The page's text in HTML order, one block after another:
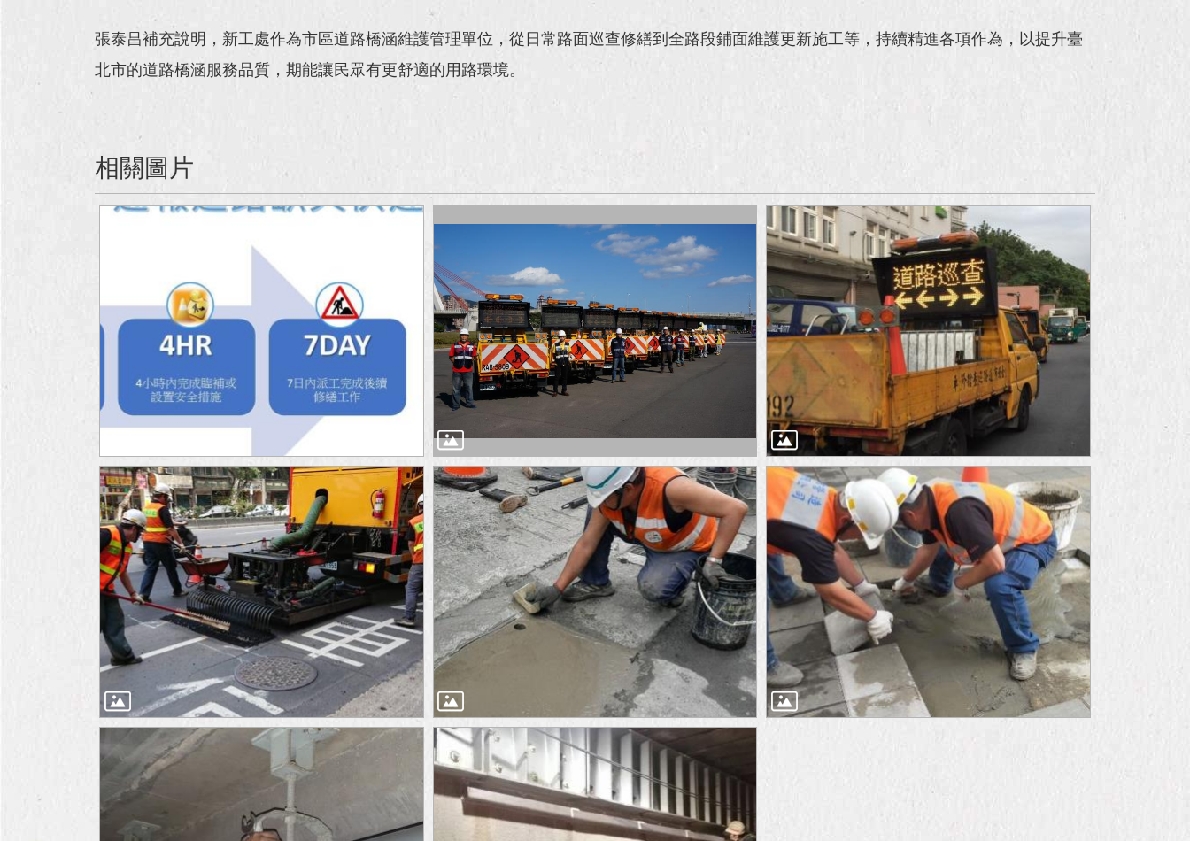
張泰昌補充說明，新工處作為市區道路橋涵維護管理單位，從日常路面巡查修繕到全路段鋪面維護更新施工等，持續精進各項作為，以提升臺
北市的道路橋涵服務品質，期能讓民眾有更舒適的用路環境。
相關圖片